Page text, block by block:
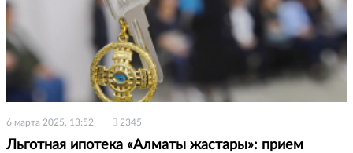
6 марта 2025, 13:52 2345
Льготная ипотека «Алматы жастары»: прием